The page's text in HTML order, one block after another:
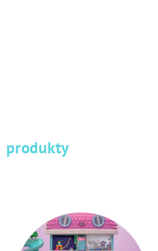
produkty